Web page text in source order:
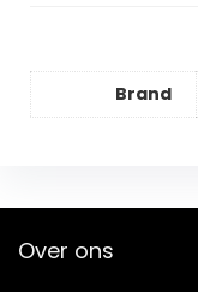
Brand
Over ons